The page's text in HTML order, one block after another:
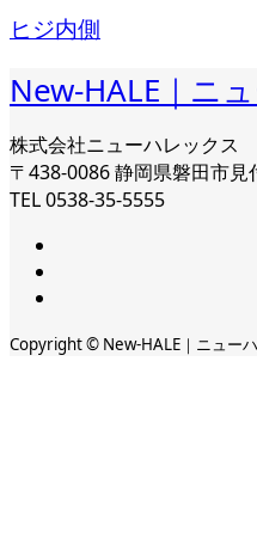
ヒジ内側
New-HALE｜ニ
株式会社ニューハレックス
〒438-0086 静岡県磐田市見
TEL 0538-35-5555
Copyright © New-HALE｜ニュー